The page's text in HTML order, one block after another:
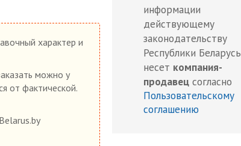
информации
действующему
законодательству
Республики Беларусь
несет компания-
продавец согласно
Пользовательскому
соглашению
характер и
можно у
от фактической.